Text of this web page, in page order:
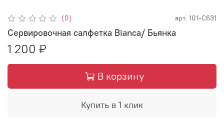
(0) арт. 101-С631
Сервировочная салфетка Bianca/ Бьянка
1 200 ₽
В корзину
Купить в 1 клик